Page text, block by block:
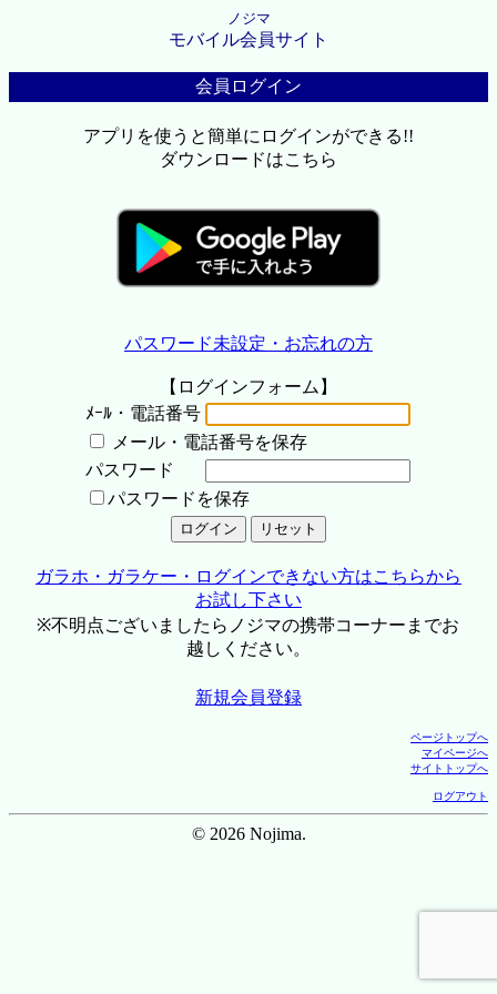
ノジマ
モバイル会員サイト
会員ログイン
アプリを使うと簡単にログインができる!!
ダウンロードはこちら
パスワード未設定・お忘れの方
【ログインフォーム】
ﾒｰﾙ・電話番号
メール・電話番号を保存
パスワード
パスワードを保存
ガラホ・ガラケー・ログインできない方はこちらから
お試し下さい
※不明点ございましたらノジマの携帯コーナーまでお
越しください。
新規会員登録
ページトップへ
マイページへ
サイトトップへ
ログアウト
© 2026 Nojima.